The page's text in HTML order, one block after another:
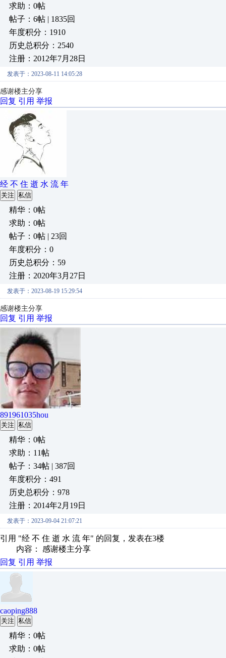
求助：0帖
帖子：6帖 | 1835回
年度积分：1910
历史总积分：2540
注册：2012年7月28日
发表于：2023-08-11 14:05:28
感谢楼主分享
回复 引用 举报
经 不 住 逝 水 流 年
关注 私信
精华：0帖
求助：0帖
帖子：0帖 | 23回
年度积分：0
历史总积分：59
注册：2020年3月27日
发表于：2023-08-19 15:29:54
感谢楼主分享
回复 引用 举报
891961035hou
关注 私信
精华：0帖
求助：11帖
帖子：34帖 | 387回
年度积分：491
历史总积分：978
注册：2014年2月19日
发表于：2023-09-04 21:07:21
引用 "经 不 住 逝 水 流 年" 的回复，发表在3楼
内容： 感谢楼主分享
回复 引用 举报
caoping888
关注 私信
精华：0帖
求助：0帖